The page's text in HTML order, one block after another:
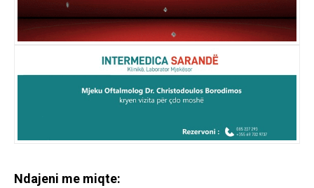
Ndajeni me miqte: